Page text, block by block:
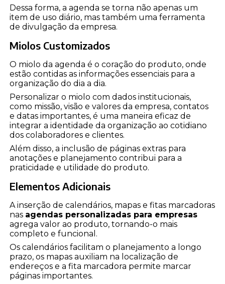
Dessa forma, a agenda se torna não apenas um
item de uso diário, mas também uma ferramenta
de divulgação da empresa.
Miolos Customizados
O miolo da agenda é o coração do produto, onde
estão contidas as informações essenciais para a
organização do dia a dia.
Personalizar o miolo com dados institucionais,
como missão, visão e valores da empresa, contatos
e datas importantes, é uma maneira eficaz de
integrar a identidade da organização ao cotidiano
dos colaboradores e clientes.
Além disso, a inclusão de páginas extras para
anotações e planejamento contribui para a
praticidade e utilidade do produto.
Elementos Adicionais
A inserção de calendários, mapas e fitas marcadoras
nas agendas personalizadas para empresas
agrega valor ao produto, tornando-o mais
completo e funcional.
Os calendários facilitam o planejamento a longo
prazo, os mapas auxiliam na localização de
endereços e a fita marcadora permite marcar
páginas importantes.